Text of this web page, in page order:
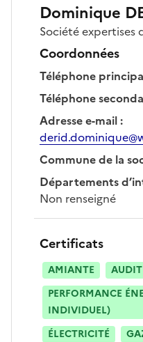
Dominique
Sociétéexpertises
Coordonnées
Téléphone
Téléphone
Adresse e-mail:
Commune de la
Départements
Non renseigné
Certificats
AMIANTE
PERFORMANCE
INDIVIDUEL)
ÉLECTRICITÉ